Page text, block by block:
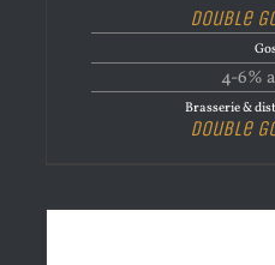
Double
4-6%
Brasserie &
Double